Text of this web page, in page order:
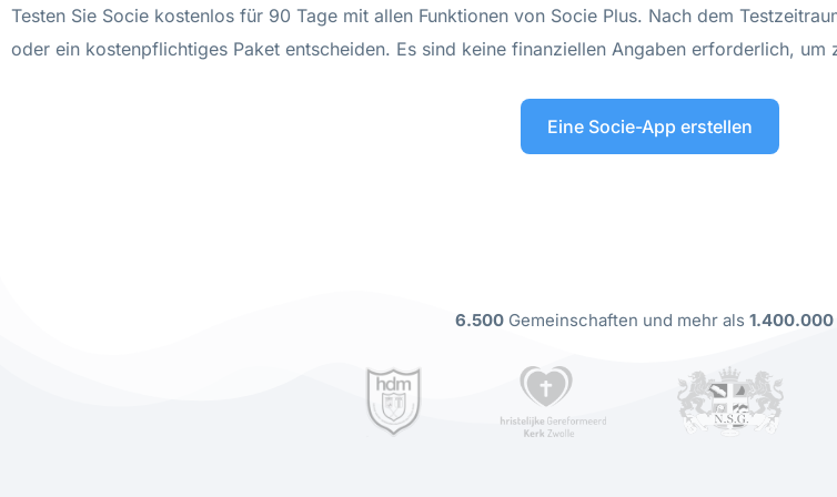
Testen Sie Socie kostenlos für 90 Tage mit allen Funktionen von Socie Plus. Nach dem
oder ein kostenpflichtiges Paket entscheiden. Es sind keine finanziellen Angaben erforderlich, um
Eine Socie-App erstellen
6.500 Gemeinschaften und mehr als 1.400.000